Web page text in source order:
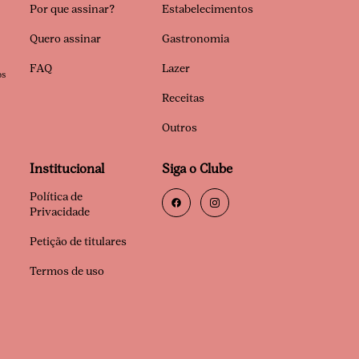
Por que assinar?
Quero assinar
FAQ
Estabelecimentos
Gastronomia
Lazer
Receitas
Outros
Institucional
Política de
Privacidade
Petição de titulares
Termos de uso
Siga o Clube